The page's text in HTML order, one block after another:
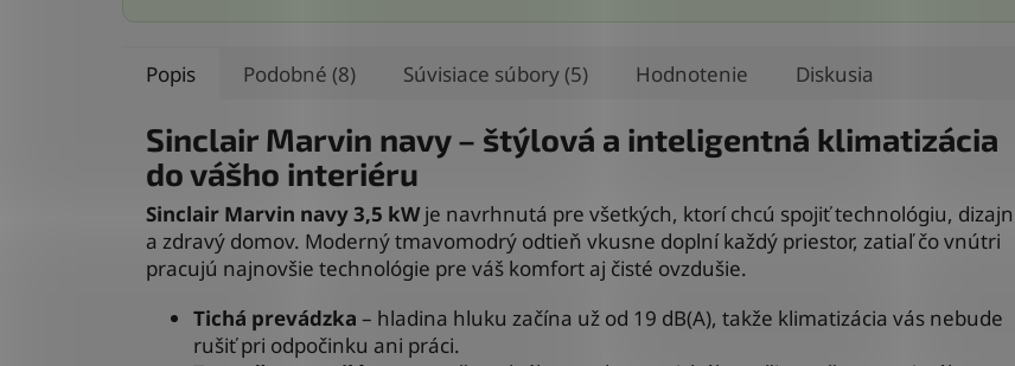
Popis Podobné (8) Súvisiace súbory (5) Hodnotenie Diskusia
Sinclair Marvin navy – štýlová a inteligentná klimatizácia
do vášho interiéru
Sinclair Marvin navy 3,5 kWje navrhnutá pre všetkých, ktorí chcú spojiť technológiu, dizajn
a zdravý domov. Moderný tmavomodrý odtieň vkusne doplní každý priestor, zatiaľ čo vnútri
pracujú najnovšie technológie pre váš komfort aj čisté ovzdušie.
Tichá prevádzka – hladina hluku začína už od 19 dB(A), takže klimatizácia vás nebude
rušiť pri odpočinku ani práci.